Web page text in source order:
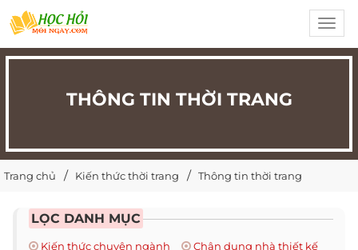
THÔNG TIN THỜI TRANG
Trang chủ Kiến thức thời trang Thông tin thời trang
LỌC DANH MỤC
Kiến thức chuyên ngành
Chân dung nhà thiết kế